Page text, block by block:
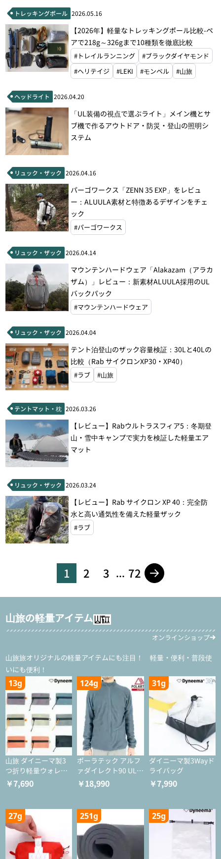
トレッキングポール 2026.05.16
【2026年】軽量なトレッキングポール比較-ペ
アで218g～326gまで10種類を徹底比較
#トレイルランニング
#ブラックダイヤモンド
#ヘリテイジ
#LEKI #モンベル #山旅
ヘッドライト 2026.04.20
「UL装備の視点で選ぶライト」メイン機とサ
ブ機で作るアウトドア・防災・登山の照明シ
ステム
リュック・ザック 2026.04.16
パーゴワークス「ZENN 35 EXP」をレビュ
ー：ALUULA素材と特徴あるデザインをチェ
ック
#パーゴワークス
リュック・ザック 2026.04.14
マウンテンハードウェア「Alakazam（アラカ
ザム）」レビュー：新素材ALUULA採用のUL
バックパック
#マウンテンハードウェア
リュック・ザック 2026.04.04
テント泊登山のザック容量検証：30Lと40Lの
比較（Rab サイクロンXP30・XP40）
#ラブ #山旅
テントマット・枕 2026.03.26
【レビュー】Rabウルトラスフィア5：冬期登
山・雪中キャンプで実力を検証した軽量エア
マット
リュック・ザック 2026.03.24
【レビュー】Rab サイクロン XP 40：完全防
水と高い通気性を備えた軽量ザック
#ラブ
1 2 3 ... 72
山旅の軽量アイテム
オンラインショップ
山旅旅オリジナルの軽量アイテムにも注目！ 軽量・便利・普段使
いにも便利！
13g
山旅 ダイニーマ製3
つ折り軽量ウォレッ
ト
￥7,690
124g
ポーラテック アルフ
ァダイレクト90 ULジ
ャケット
￥18,990
31g
ダイニーマ製3Wayド
ライバッグ
￥7,990
27g 251g 25g